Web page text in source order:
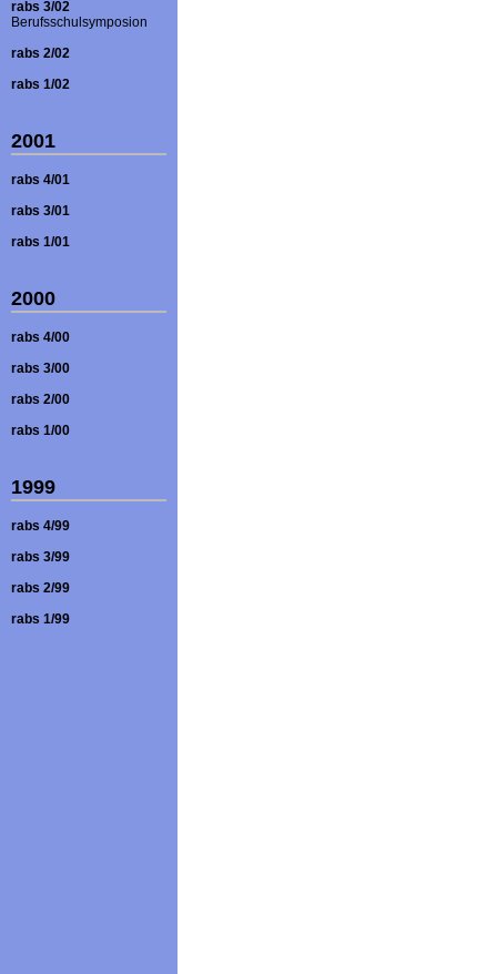
rabs 3/02
Berufsschulsymposion
rabs 2/02
rabs 1/02
2001
rabs 4/01
rabs 3/01
rabs 1/01
2000
rabs 4/00
rabs 3/00
rabs 2/00
rabs 1/00
1999
rabs 4/99
rabs 3/99
rabs 2/99
rabs 1/99